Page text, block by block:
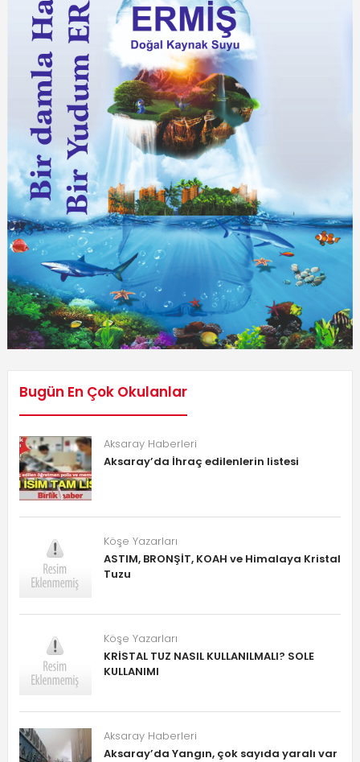
Bugün En Çok Okulanlar
Aksaray Haberleri
Aksaray’da İhraç edilenlerin listesi
Köşe Yazarları
ASTIM, BRONŞİT, KOAH ve Himalaya Kristal
Tuzu
Köşe Yazarları
KRİSTAL TUZ NASIL KULLANILMALI? SOLE
KULLANIMI
Aksaray Haberleri
Aksaray’da Yangın, çok sayıda yaralı var